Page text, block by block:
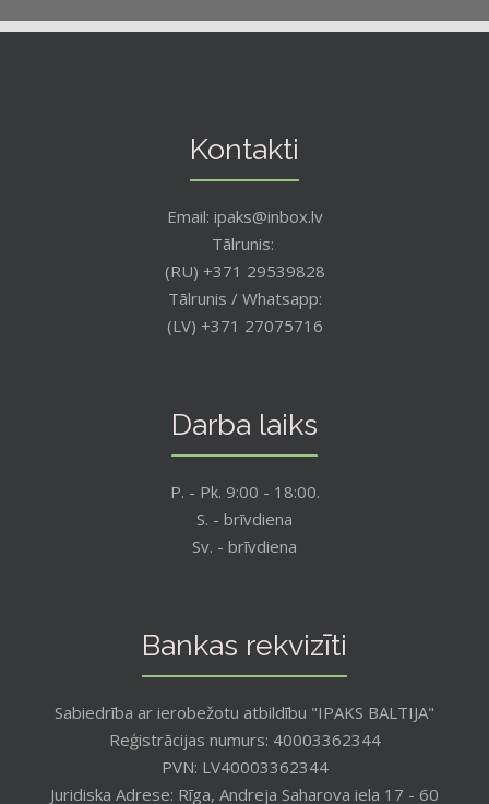
Kontakti
Email: ipaks@inbox.lv
Tālrunis:
(RU) +371 29539828
Tālrunis / Whatsapp:
(LV) +371 27075716
Darba laiks
P. - Pk. 9:00 - 18:00.
S. - brīvdiena
Sv. - brīvdiena
Bankas rekvizīti
Sabiedrība ar ierobežotu atbildību "IPAKS BALTIJA"
Reģistrācijas numurs: 40003362344
PVN: LV40003362344
Juridiska Adrese: Rīga, Andreja Saharova iela 17 - 60